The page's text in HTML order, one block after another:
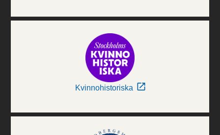
Kvinnohistoriska